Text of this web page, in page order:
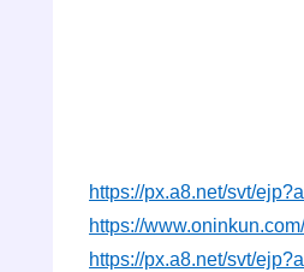
https://px.a8.net/svt/
https://
https://px.a8.net/svt/